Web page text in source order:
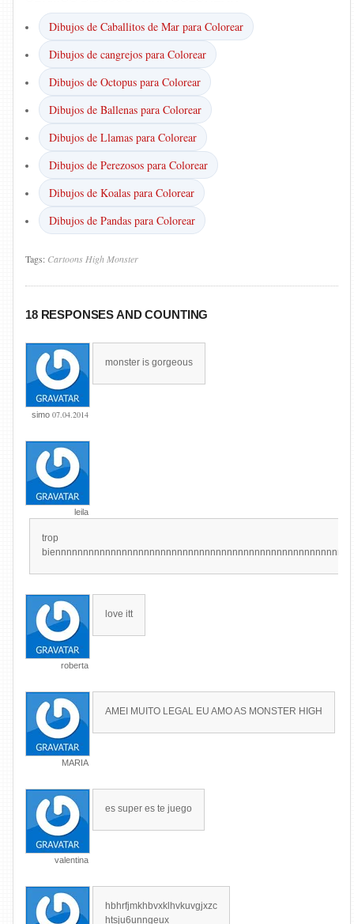
Dibujos de Caballitos de Mar para Colorear
Dibujos de cangrejos para Colorear
Dibujos de Octopus para Colorear
Dibujos de Ballenas para Colorear
Dibujos de Llamas para Colorear
Dibujos de Perezosos para Colorear
Dibujos de Koalas para Colorear
Dibujos de Pandas para Colorear
Tags: Cartoons High Monster
18 RESPONSES AND COUNTING
simo 07.04.2014
monster is gorgeous
leila
trop
roberta
love itt
MARIA
AMEI MUITO LEGAL EU AMO AS MONSTER HIGH
valentina
es super es te juego
hbhrfjmkhbvxklhvkuvgjxzc
htsju6unngeux